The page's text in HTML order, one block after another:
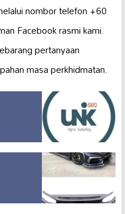
nombor telefon +60
Facebook rasmi kami.
pertanyaan
masa perkhidmatan.